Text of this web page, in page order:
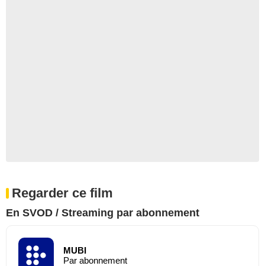
Regarder ce film
En SVOD / Streaming par abonnement
MUBI
Par abonnement